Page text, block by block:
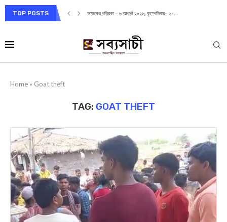
TOP POSTS আজকের পত্রিকা – ৬ আগস্ট ২০২৬, বৃহস্পতিবার– ২০...
Home » Goat theft
TAG: GOAT THEFT